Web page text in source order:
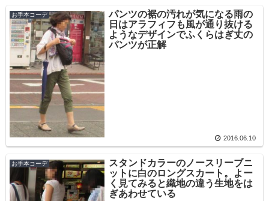
お手本コーデ
パンツの裾の汚れが気になる雨の
日はアラフィフも風が通り抜ける
ようなデザインでふくらはぎ丈の
パンツが正解
2016.06.10
お手本コーデ
スタンドカラーのノースリーブニ
ットに白のロングスカート。よー
く見てみると織地の違う生地をは
ぎあわせている